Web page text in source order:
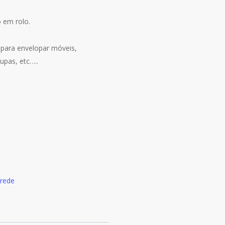
em rolo.
envelopar móveis,
etc…..